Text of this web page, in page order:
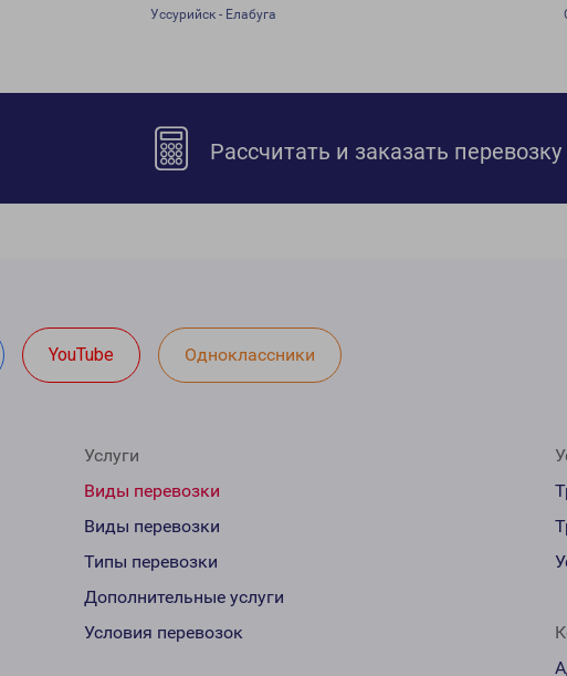
Уссурийск - Елабуга
Рассчитать и заказать перевозку
YouTube Одноклассники
Услуги
Виды перевозки
Виды перевозки
Типы перевозки
Дополнительные услуги
Условия перевозок